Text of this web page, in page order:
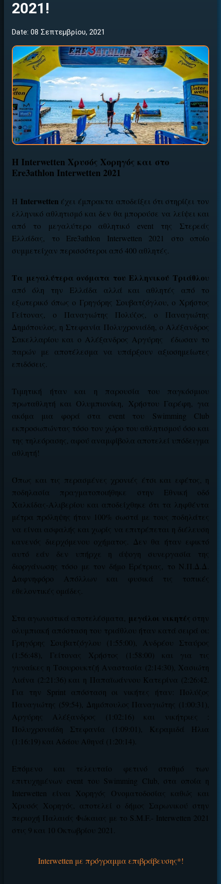
2021!
Date: 08 Σεπτεμβρίου, 2021
Η Interwetten Χρυσός Χορηγός και στο
Ere3athlon Interwetten 2021
Η Interwetten έχει έμπρακτα αποδείξει ότι στηρίζει τον
ελληνικό αθλητισμό και δεν θα μπορούσε να λείψει και
από το μεγαλύτερο αθλητικό event της Στερεάς
Ελλάδας, το Ere3athlon Interwetten 2021 στο οποίο
συμμετείχαν περισσότεροι από 400 αθλητές.
Τα μεγαλύτερα ονόματα του Ελληνικού Τριάθλου
από όλη την Ελλάδα αλλά και αθλητές από το
εξωτερικό όπως ο Γρηγόρης Σουβατζόγλου, ο Χρήστος
Γείτονας, ο Παναγιώτης Πολύζος, ο Παναγιώτης
Δημόπουλος, η Στεφανία Πολυχρονιάδη, ο Αλέξανδρος
Σακελλαρίου και ο Αλέξανδρος Αργύρης έδωσαν το
παρών με αποτέλεσμα να υπάρξουν αξιοσημείωτες
επιδόσεις.
Τιμητική ήταν και η παρουσία του παγκόσμιου
πρωταθλητή και Ολυμπιονίκη, Χρήστου Γαρέφη, για
ακόμα μια φορά στα event του Swimming
Club
εκπροσωπώντας τόσο τον χώρο του αθλητισμού όσο και
της τηλεόρασης, αφού αναμφίβολα αποτελεί υπόδειγμα
αθλητή!
Όπως και τις περασμένες χρονιές έτσι και εφέτος, η
ποδηλασία πραγματοποιήθηκε στην Εθνική οδό
Χαλκίδας-Αλιβερίου και αποδείχθηκε ότι τα ληφθέντα
μέτρα πρόληψης ήταν 100% σωστά με τους ποδηλάτες
να είναι ασφαλής και χωρίς να επιτρέπεται η διέλευση
κανενός διερχόμενου οχήματος. Δεν θα ήταν εφικτό
αυτό εάν δεν υπήρχε η άψογη συνεργασία της
διοργάνωσης τόσο με τον δήμο Ερέτριας, το Ν.Π.Δ.Δ.
Δαφνηφόρο Απόλλων και φυσικά τις τοπικές
εθελοντικές ομάδες.
Στα αγωνιστικά αποτελέσματα, μεγάλοι νικητές στην
ολυμπιακή απόσταση του τριάθλου ήταν κατά σειρά οι:
Γρηγόρης Σουβατζόγλου (1:55:00), Ανδρέου Σταύρος
(1:56:48), Γείτονας Χρήστος (1:58:00) και για τις
γυναίκες η Τσουρουκτζή Αναστασία (2:14:30), Χασιώτη
Λιάνα (2:21:36) και η Παπαϊωάννου Κατερίνα (2:26:42.
Για την Sprint απόσταση οι νικήτες ήταν: Πολύζος
Παναγιώτης (59:54), Δημόπουλος Παναγιώτης (1:00:31),
Αργύρης Αλέξανδρος (1:02:16) και νικήτριες :
Πολυχρονιάδη Στεφανία (1:09:01), Κεραμιδά Ήλια
(1:16:19) και Αδάου Αθηνά (1:20:14).
Επόμενο και τελευταίο φετινό σταθμό των
επιτυχημένων event του Swimming Club , στα οποία η
Interwetten είναι Χορηγός Ονοματοδοσίας καθώς και
Χρυσός Χορηγός, αποτελεί ο δήμος Σαρωνικού στην
περιοχή Παλαιάς Φώκαιας με το S.M.F.- Interwetten 2021
στις 9 και 10 Οκτωβρίου 2021.
Interwetten με πρόγραμμα επιβράβευσης*!
ΕΓΚΡΙΣΗ ΑΠΟ ΑΡΧΟΝΤΑ ΕΓΚΡΙΣΗ ΑΠΟ ΑΡΧΟΝΤΑ
ΕΓΚΡΙΣΗ ΑΠΟ ΑΡΧΟΝΤΑ ΕΓΚΡΙΣΗ ΑΠΟ ΑΡΧΟΝΤΑ